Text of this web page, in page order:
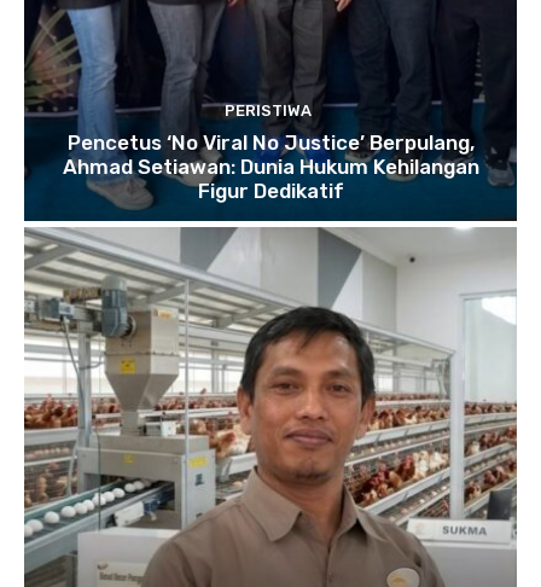
PERISTIWA
Pencetus ‘No Viral No Justice’ Berpulang,
Ahmad Setiawan: Dunia Hukum Kehilangan
Figur Dedikatif